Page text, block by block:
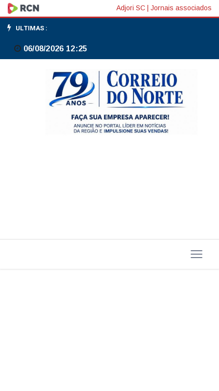
Lei
torna
Salvador
capital
simbólica
Adjori SC Jornais associados
ULTIMAS :
06/08/2026 12:25